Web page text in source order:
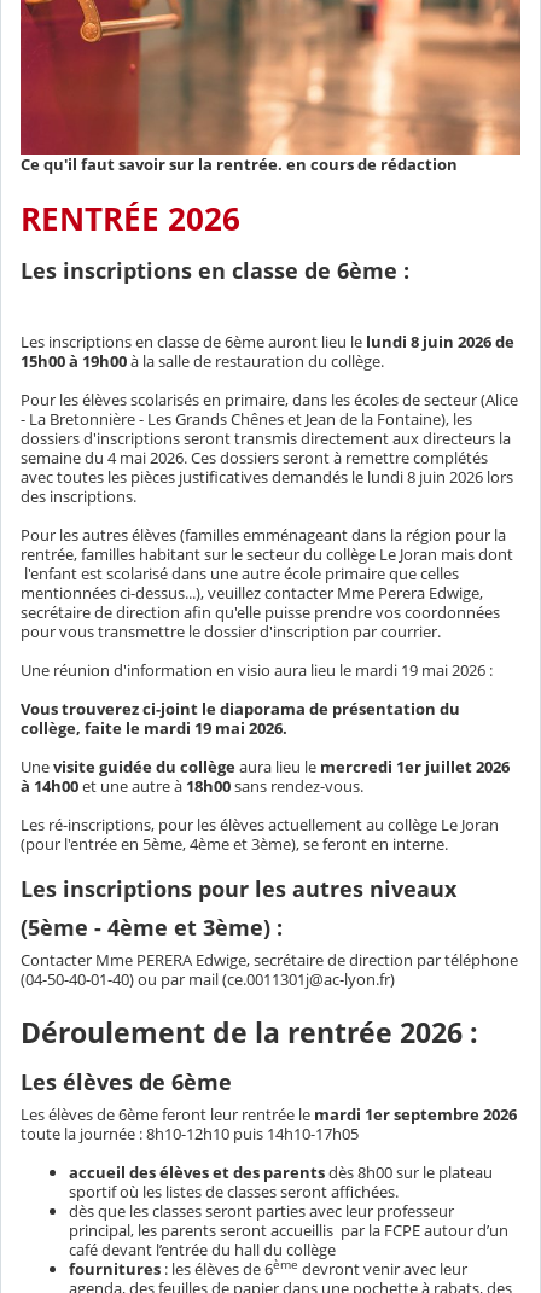
Ce qu'il faut savoir sur la rentrée. en cours de rédaction
RENTRÉE 2026
Les inscriptions en classe de 6ème :
Les inscriptions en classe de 6ème auront lieu le lundi 8 juin 2026 de
15h00 à 19h00à la salle de restauration du collège.
Pour les élèves scolarisés en primaire, dans les écoles de secteur (Alice
- La Bretonnière - Les Grands Chênes et Jean de la Fontaine), les
dossiers d'inscriptions seront transmis directement aux directeurs la
semaine du 4 mai 2026. Ces dossiers seront à remettre complétés
avec toutes les pièces justificatives demandés le lundi 8 juin 2026 lors
des inscriptions.
Pour les autres élèves (familles emménageant dans la région pour la
rentrée, familles habitant sur le secteur du collège Le Joran mais dont
l'enfant est scolarisé dans une autre école primaire que celles
mentionnées ci-dessus...), veuillez contacter Mme Perera Edwige,
secrétaire de direction afin qu'elle puisse prendre vos coordonnées
pour vous transmettre le dossier d'inscription par courrier.
Une réunion d'information en visio aura lieu le mardi 19 mai 2026 :
Vous trouverez ci-joint le diaporama de présentation du
collège, faite le mardi 19 mai 2026.
Unevisite guidée du collègeaura lieu le mercredi 1er juillet 2026
à 14h00et une autre à 18h00sans rendez-vous.
Les ré-inscriptions, pour les élèves actuellement au collège Le Joran
(pour l'entrée en 5ème, 4ème et 3ème), se feront en interne.
Les inscriptions pour les autres niveaux
(5ème - 4ème et 3ème) :
Contacter Mme PERERA Edwige, secrétaire de direction par téléphone
(04-50-40-01-40) ou par mail (ce.0011301j@ac-lyon.fr)
Déroulement de la rentrée 2026 :
Les élèves de 6ème
Les élèves de 6ème feront leur rentrée le mardi 1er septembre 2026
toute la journée : 8h10-12h10 puis 14h10-17h05
accueil des élèves et des parentsdès 8h00 sur le plateau
sportif où les listes de classes seront affichées.
dès que les classes seront parties avec leur professeur
principal, les parents seront accueillis par la FCPE autour d’un
café devant l’entrée du hall du collège
fournitures : les élèves de 6ème devront venir avec leur
agenda, des feuilles de papier dans une pochette à rabats, des